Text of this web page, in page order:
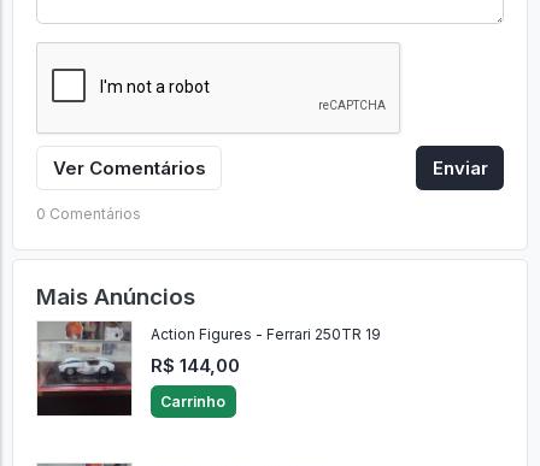
Ver Comentários Enviar
0 Comentários
Mais Anúncios
Action Figures - Ferrari 250TR 19
R$ 144,00
Carrinho